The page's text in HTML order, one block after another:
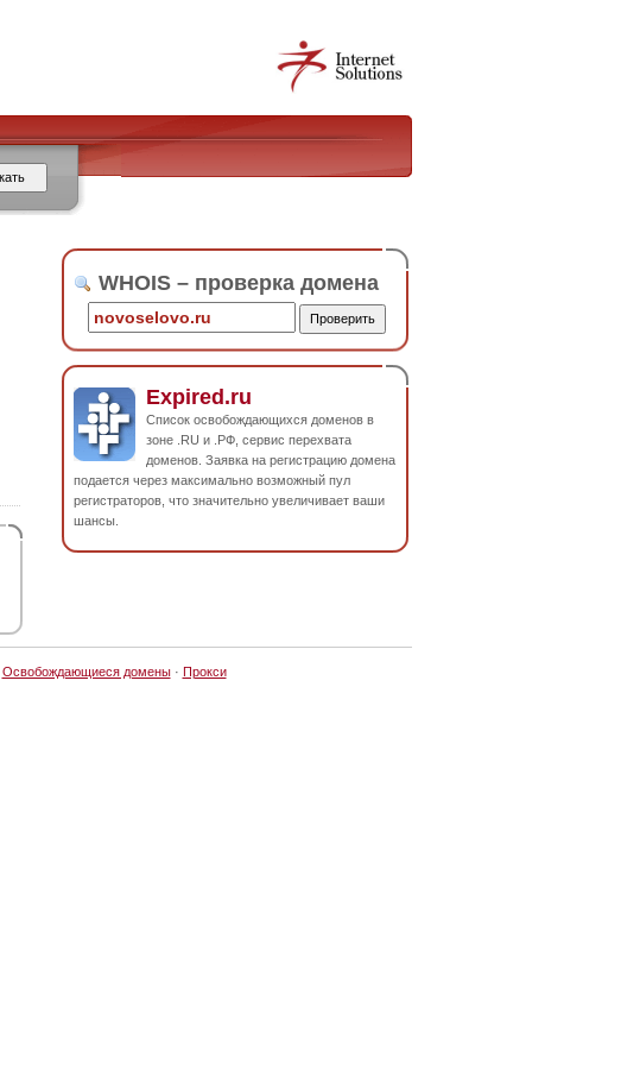
WHOIS – проверка домена
Expired.ru
Список освобождающихся доменов в
зоне .RU и .РФ, сервис перехвата
доменов. Заявка на регистрацию домена
подается через максимально возможный пул
регистраторов, что значительно увеличивает ваши
шансы.
Освобождающиеся домены· Прокси